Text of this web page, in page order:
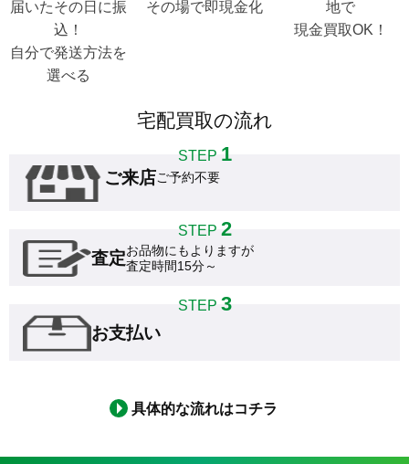
届いたその日に振
込！
自分で発送方法を
選べる
その場で即現金化
地で
現金買取OK！
宅配買取の流れ
STEP 1
ご来店ご予約不要
STEP 2
査定お品物にもよりますが
査定時間15分～
STEP 3
お支払い
具体的な流れはコチラ